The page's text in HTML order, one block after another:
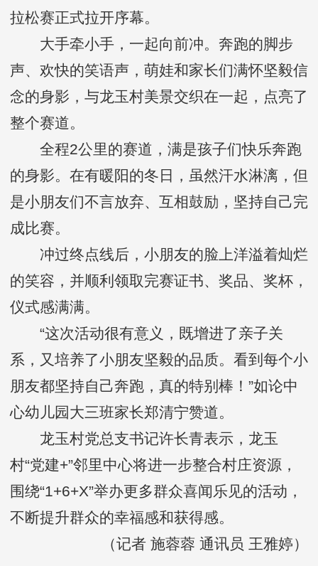
拉松赛正式拉开序幕。
大手牵小手，一起向前冲。奔跑的脚步
声、欢快的笑语声，萌娃和家长们满怀坚毅信
念的身影，与龙玉村美景交织在一起，点亮了
整个赛道。
全程2公里的赛道，满是孩子们快乐奔跑
的身影。在有暖阳的冬日，虽然汗水淋漓，但
是小朋友们不言放弃、互相鼓励，坚持自己完
成比赛。
冲过终点线后，小朋友的脸上洋溢着灿烂
的笑容，并顺利领取完赛证书、奖品、奖杯，
仪式感满满。
“这次活动很有意义，既增进了亲子关
系，又培养了小朋友坚毅的品质。看到每个小
朋友都坚持自己奔跑，真的特别棒！”如论中
心幼儿园大三班家长郑清宁赞道。
龙玉村党总支书记许长青表示，龙玉
村“党建+”邻里中心将进一步整合村庄资源，
围绕“1+6+X”举办更多群众喜闻乐见的活动，
不断提升群众的幸福感和获得感。
（记者 施蓉蓉 通讯员 王雅婷）